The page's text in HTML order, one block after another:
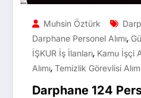
Muhsin Öztürk
Darphane Personel Alımı,
İŞKUR İş İlanları, Kamu İşçi
Alımı, Temizlik Görevlisi
Darphane 124